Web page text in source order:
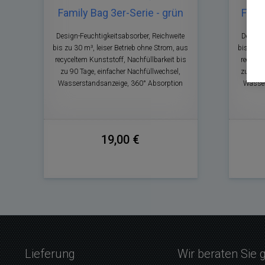
Family Bag 3er-Serie - grün
Design-Feuchtigkeitsabsorber, Reichweite
bis zu 30 m³, leiser Betrieb ohne Strom, aus
recyceltem Kunststoff, Nachfüllbarkeit bis
zu 90 Tage, einfacher Nachfüllwechsel,
Wasserstandsanzeige, 360° Absorption
19,00 €
bis zu
zu 90
Lieferung Wir beraten Sie